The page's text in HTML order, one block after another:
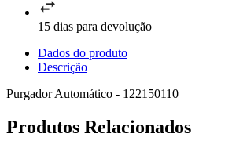
15 dias para devolução
Dados do produto
Descrição
Purgador Automático - 122150110
Produtos Relacionados